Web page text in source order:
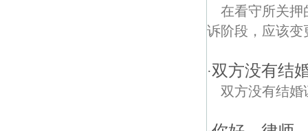
在看守所关押
诉阶段，应该变
·双方没有结
双方没有结